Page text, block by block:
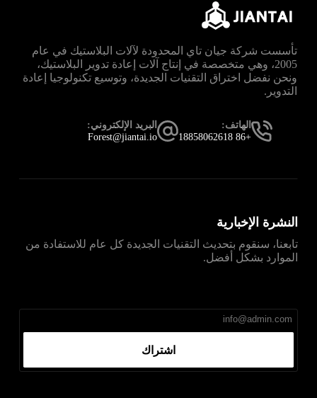
تأسست شركة جيان تاي المحدودة لآلات البلاستيك في عام
2005، وهي متخصصة في إنتاج آلات إعادة تدوير البلاستيك،
ونحن نفضل اختراق التقنيات الجديدة، وتوسيع تكنولوجيا إعادة
التدوير.
الهاتف:
+86 18858062618
البريد الإلكتروني:
Forest@jiantai.io
النشرة الإخبارية
تابعنا، سنقوم بتحديث التقنيات الجديدة كل عام للاستفادة من
الموارد بشكل أفضل.
اشتراك